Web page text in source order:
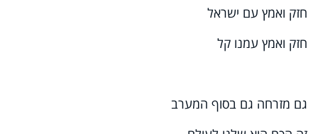
חזק ואמץ עם ישראל
חזק ואמץ עמנו קל
גם מזרחה גם בסוף המערב